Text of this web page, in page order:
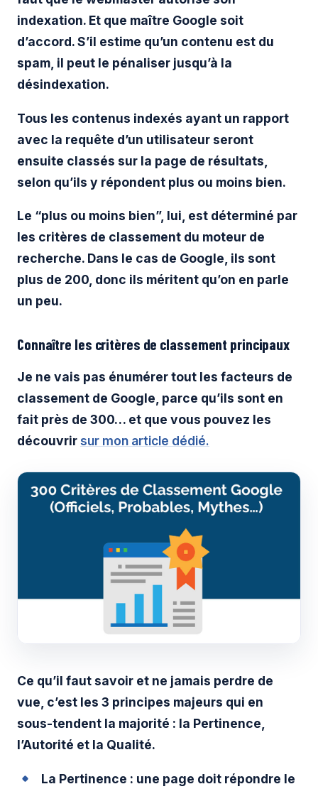
indexation. Et que maître Google soit
d’accord. S’il estime qu’un contenu est du
spam, il peut le pénaliser jusqu’à la
désindexation.
Tous les contenus indexés ayant un rapport
avec la requête d’un utilisateur seront
ensuite classés sur la page de résultats,
selon qu’ils y répondent plus ou moins bien.
Le “plus ou moins bien”, lui, est déterminé par
les critères de classement du moteur de
recherche. Dans le cas de Google, ils sont
plus de 200, donc ils méritent qu’on en parle
un peu.
Connaître les critères de classement principaux
Je ne vais pas énumérer tout les facteurs de
classement de Google, parce qu’ils sont en
fait près de 300… et que vous pouvez les
découvrirsur mon article dédié.
Ce qu’il faut savoir et ne jamais perdre de
vue, c’est les 3 principes majeurs qui en
sous-tendent la majorité : la Pertinence,
l’Autorité et la Qualité.
La Pertinence : une page doit répondre le